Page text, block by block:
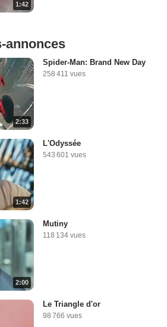
1:42
annonces
2:33
Spider-Man: Brand New Day
258 411 vues
1:42
L'Odyssée
543 601 vues
2:00
Mutiny
118 134 vues
Le Triangle d'or
98 766 vues